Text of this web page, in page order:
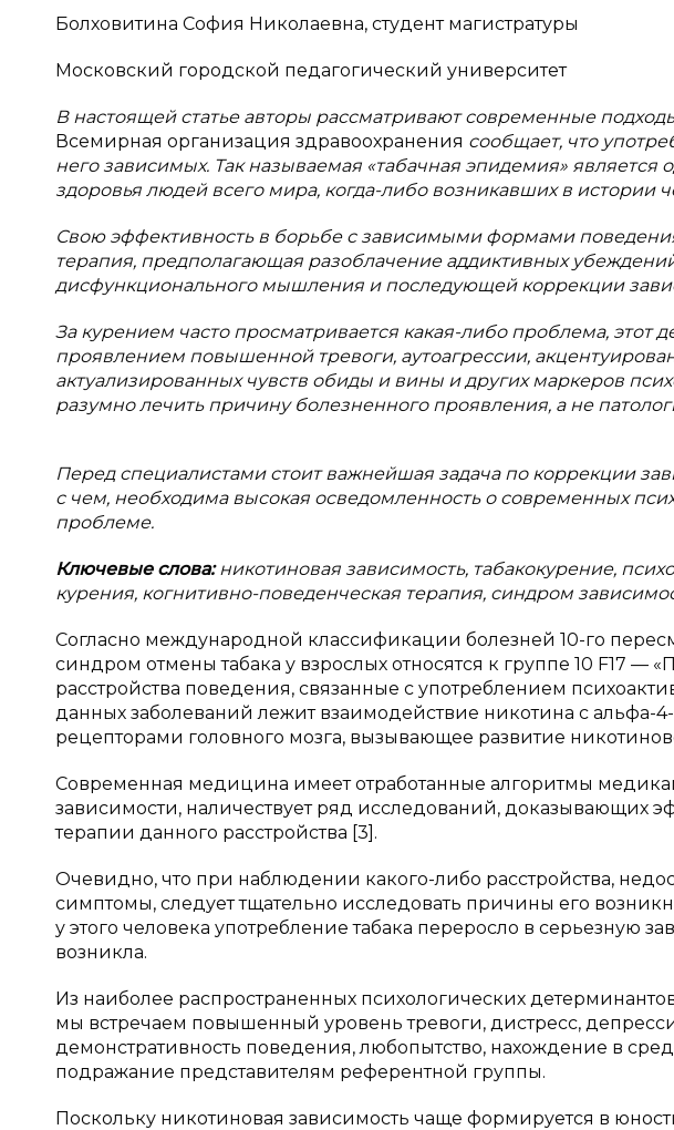
Болховитина София Николаевна, студент магистратуры
Московский городской педагогический университет
В настоящей статье авторы рассматривают современные
Всемирная организация здравоохранения сообщает, что
него зависимых. Так называемая «табачная эпидемия» является
здоровья людей всего мира, когда-либо возникавших в истории
Свою эффективность в борьбе с зависимыми формами
терапия, предполагающая разоблачение аддиктивных
дисфункционального мышления и последующей коррекции
За курением часто просматривается какая-либо проблема, этот
проявлением повышенной тревоги, аутоагрессии,
актуализированных чувств обиды и вины и других маркеров
разумно лечить причину болезненного проявления, а не
Перед специалистами стоит важнейшая задача по коррекции
с чем, необходима высокая осведомленность о современных
проблеме.
Ключевые слова:никотиновая зависимость, табакокурение,
курения, когнитивно-поведенческая терапия, синдром
Согласно международной классификации болезней 10-го
синдром отмены табака у взрослых относятся к группе 10 F17 —
расстройства поведения, связанные с употреблением
данных заболеваний лежит взаимодействие никотина с альфа-
рецепторами головного мозга, вызывающее развитие
Современная медицина имеет отработанные алгоритмы
зависимости, наличествует ряд исследований, доказывающих
терапии данного расстройства [3].
Очевидно, что при наблюдении какого-либо расстройства,
симптомы, следует тщательно исследовать причины его
у этого человека употребление табака переросло в серьезную
возникла.
Из наиболее распространенных психологических
мы встречаем повышенный уровень тревоги, дистресс,
демонстративность поведения, любопытство, нахождение в
подражание представителям референтной группы.
Поскольку никотиновая зависимость чаще формируется в